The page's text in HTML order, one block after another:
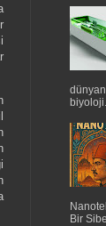
biyoloji...
Bir